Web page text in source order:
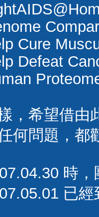
Cure
Defeat
，希望借由
何問題，都
時
已